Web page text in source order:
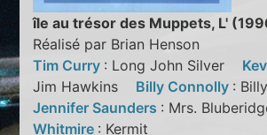
île au trésor des Muppets, L'
Réalisé par Brian Henson
Tim Curry : Long John Silver
Jim Hawkins Billy Connolly :
Jennifer Saunders : Mrs.
Whitmire : Kermit